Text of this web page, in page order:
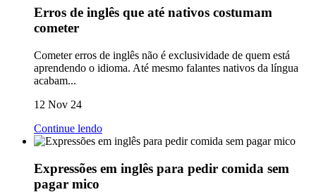
Erros de inglês que até nativos costumam
cometer
Cometer erros de inglês não é exclusividade de quem está
aprendendo o idioma. Até mesmo falantes nativos da língua
acabam...
12 Nov 24
Continue lendo
Expressões em inglês para pedir comida sem
pagar mico